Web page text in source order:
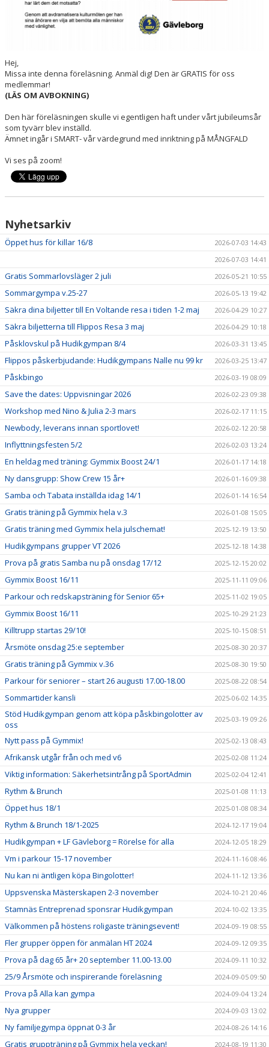
Hej,
Missa inte denna föreläsning. Anmäl dig! Den är GRATIS för oss
medlemmar!
(LÄS OM AVBOKNING)
Den här föreläsningen skulle vi egentligen haft under vårt jubileumsår
som tyvärr blev inställd.
Ämnet ingår i SMART- vår värdegrund med inriktning på MÅNGFALD
Vi ses på zoom!
Nyhetsarkiv
Öppet hus för killar 16/8
2026-07-03 14:43
2026-07-03 14:41
Gratis Sommarlovsläger 2 juli 2026-05-21 10:55
Sommargympa v.25-27 2026-05-13 19:42
Säkra dina biljetter till En Voltande resa i tiden 1-2 maj 2026-04-29 10:27
Säkra biljetterna till Flippos Resa 3 maj 2026-04-29 10:18
Påsklovskul på Hudikgympan 8/4 2026-03-31 13:45
Flippos påskerbjudande: Hudikgympans Nalle nu 99 kr 2026-03-25 13:47
Påskbingo 2026-03-19 08:09
Save the dates: Uppvisningar 2026 2026-02-23 09:38
Workshop med Nino & Julia 2-3 mars 2026-02-17 11:15
Newbody, leverans innan sportlovet! 2026-02-12 20:58
Inflyttningsfesten 5/2 2026-02-03 13:24
En heldag med träning: Gymmix Boost 24/1 2026-01-17 14:18
Ny dansgrupp: Show Crew 15 år+ 2026-01-16 09:38
Samba och Tabata inställda idag 14/1 2026-01-14 16:54
Gratis träning på Gymmix hela v.3 2026-01-08 15:05
Gratis träning med Gymmix hela julschemat! 2025-12-19 13:50
Hudikgympans grupper VT 2026 2025-12-18 14:38
Prova på gratis Samba nu på onsdag 17/12 2025-12-15 20:02
Gymmix Boost 16/11 2025-11-11 09:06
Parkour och redskapsträning för Senior 65+ 2025-11-02 19:05
Gymmix Boost 16/11 2025-10-29 21:23
Killtrupp startas 29/10! 2025-10-15 08:51
Årsmöte onsdag 25:e september 2025-08-30 20:37
Gratis träning på Gymmix v.36 2025-08-30 19:50
Parkour för seniorer – start 26 augusti 17.00-18.00 2025-08-22 08:54
Sommartider kansli 2025-06-02 14:35
Stöd Hudikgympan genom att köpa påskbingolotter av
oss
2025-03-19 09:26
Nytt pass på Gymmix! 2025-02-13 08:43
Afrikansk utgår från och med v6 2025-02-08 11:24
Viktig information: Säkerhetsintrång på SportAdmin 2025-02-04 12:41
Rythm & Brunch 2025-01-08 11:13
Öppet hus 18/1 2025-01-08 08:34
Rythm & Brunch 18/1-2025 2024-12-17 19:04
Hudikgympan + LF Gävleborg = Rörelse för alla 2024-12-05 18:29
Vm i parkour 15-17 november 2024-11-16 08:46
Nu kan ni äntligen köpa Bingolotter! 2024-11-12 13:36
Uppsvenska Mästerskapen 2-3 november 2024-10-21 20:46
Stamnäs Entreprenad sponsrar Hudikgympan 2024-10-02 13:35
Välkommen på höstens roligaste träningsevent! 2024-09-19 08:55
Fler grupper öppen för anmälan HT 2024 2024-09-12 09:35
Prova på dag 65 år+ 20 september 11.00-13.00 2024-09-11 10:32
25/9 Årsmöte och inspirerande föreläsning 2024-09-05 09:50
Prova på Alla kan gympa 2024-09-04 13:24
Nya grupper 2024-09-03 13:02
Ny familjegympa öppnat 0-3 år 2024-08-26 14:16
Gratis gruppträning på Gymmix hela veckan! 2024-08-19 11:30